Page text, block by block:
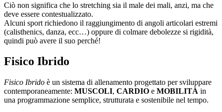
Ciò non significa che lo stretching sia il male dei mali, anzi, ma che
deve essere contestualizzato.
Alcuni sport richiedono il raggiungimento di angoli articolari estremi
(calisthenics, danza, ecc…) oppure di colmare debolezze si rigidità,
quindi può avere il suo perché!
Fisico Ibrido
Fisico Ibrido è un sistema di allenamento progettato per sviluppare
contemporaneamente: MUSCOLI, CARDIO e MOBILITÀ in
una programmazione semplice, strutturata e sostenibile nel tempo.